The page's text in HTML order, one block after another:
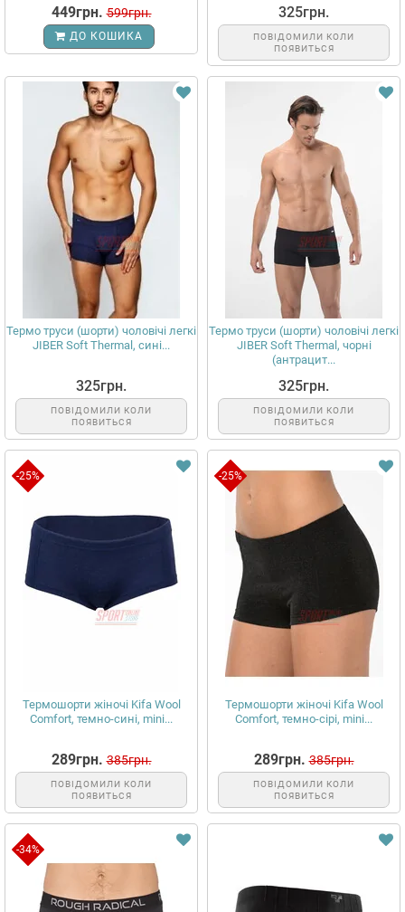
449грн. 599грн.
ДО КОШИКА
325грн.
ПОВІДОМИЛИ КОЛИ
ПОЯВИТЬСЯ
Термо труси (шорти) чоловічі легкі
JIBER Soft Thermal, сині...
325грн.
ПОВІДОМИЛИ КОЛИ
ПОЯВИТЬСЯ
Термо труси (шорти) чоловічі легкі
JIBER Soft Thermal, чорні
(антрацит...
325грн.
ПОВІДОМИЛИ КОЛИ
ПОЯВИТЬСЯ
-25%
Термошорти жіночі Kifa Wool
Comfort, темно-сині, mini...
289грн. 385грн.
ПОВІДОМИЛИ КОЛИ
ПОЯВИТЬСЯ
-25%
Термошорти жіночі Kifa Wool
Comfort, темно-сірі, mini...
289грн. 385грн.
ПОВІДОМИЛИ КОЛИ
ПОЯВИТЬСЯ
-34%